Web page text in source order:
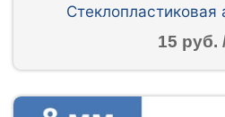
15 руб.